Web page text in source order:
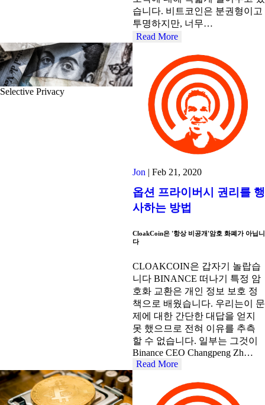
습니다. 비트코인은 분권형이고
투명하지만, 너무…
Read More
Selective Privacy
Jon | Feb 21, 2020
옵션 프라이버시 권리를 행
사하는 방법
CloakCoin은 '항상 비공개'암호 화폐가 아닙니
다
CLOAKCOIN은 갑자기 놀랍습
니다 BINANCE 떠나기 특정 암
호화 교환은 개인 정보 보호 정
책으로 배웠습니다. 우리는이 문
제에 대한 간단한 대답을 얻지
못 했으므로 전혀 이유를 추측
할 수 없습니다. 일부는 그것이
Binance CEO Changpeng Zh…
Read More